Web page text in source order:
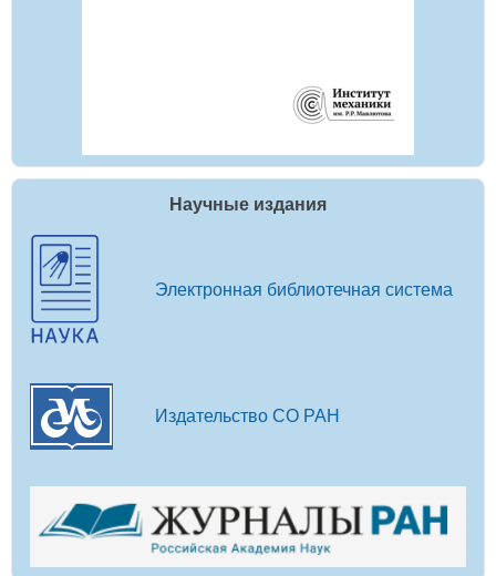
Научные издания
Электронная библиотечная система
Издательство СО РАН